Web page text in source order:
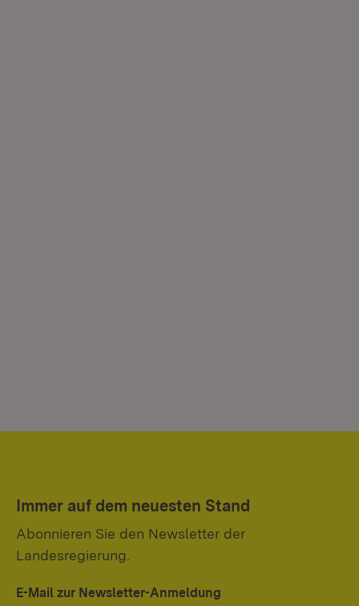
Immer auf dem neuesten Stand
Abonnieren Sie den Newsletter der
Landesregierung.
E-Mail zur Newsletter-Anmeldung